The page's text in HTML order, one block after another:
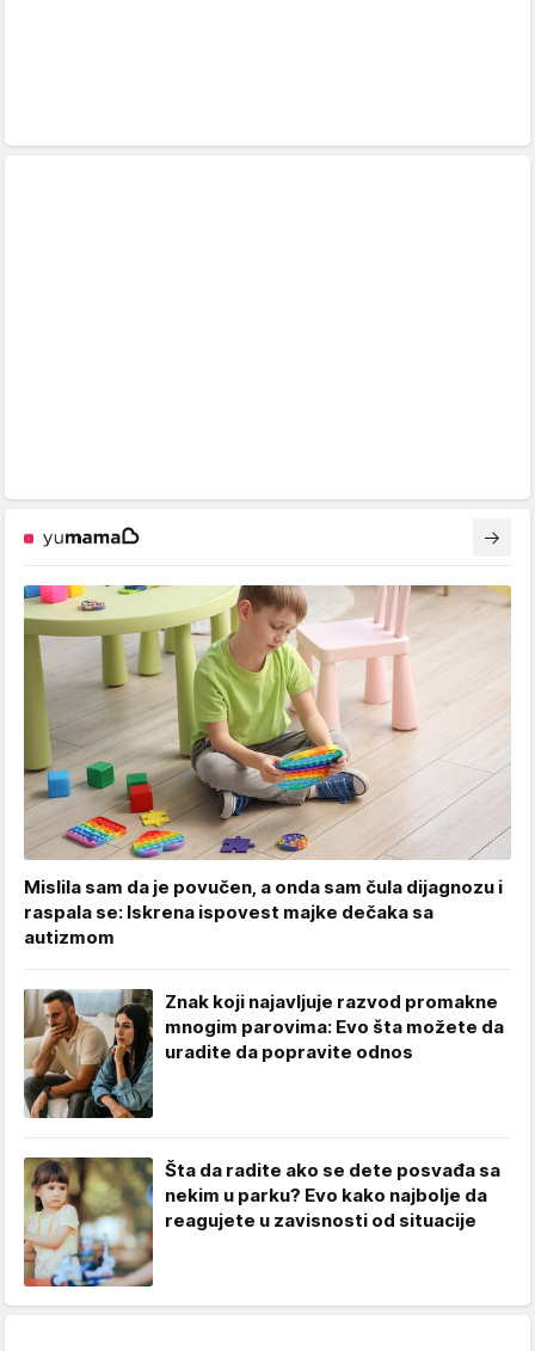
Mislila sam da je povučen, a onda sam čula dijagnozu i
raspala se: Iskrena ispovest majke dečaka sa
autizmom
Znak koji najavljuje razvod promakne
mnogim parovima: Evo šta možete da
uradite da popravite odnos
Šta da radite ako se dete posvađa sa
nekim u parku? Evo kako najbolje da
reagujete u zavisnosti od situacije